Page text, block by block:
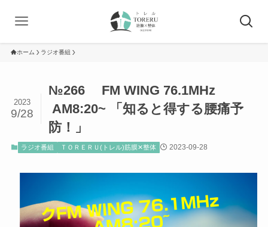
ホーム ラジオ番組
№266 FM WING 76.1MHz
AM8:20~ 「知ると得する腰痛予
防！」
2023
9/28
ラジオ番組 ＴＯＲＥＲＵ(トレル)筋膜✕整体 2023-09-28